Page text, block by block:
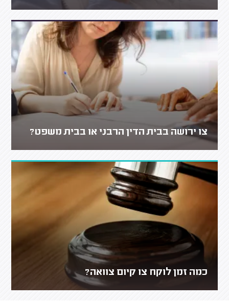
צו ירושה בבית הדין הרבני או בבית משפט?
כמה זמן לוקח צו קיום צוואה?